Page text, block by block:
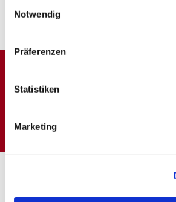
Notwendig
Präferenzen
Statistiken
Marketing
Dies könnte Sie